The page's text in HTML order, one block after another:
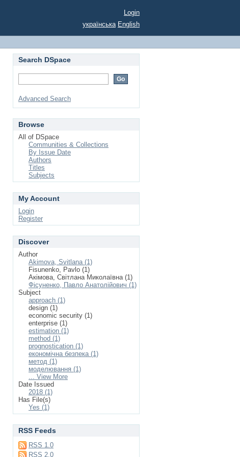
Login
українська English
Search DSpace
Advanced Search
Browse
All of DSpace
Communities & Collections
By Issue Date
Authors
Titles
Subjects
My Account
Login
Register
Discover
Author
Akimova, Svitlana (1)
Fisunenko, Pavlo (1)
Акімова, Світлана Миколаївна (1)
Фісуненко, Павло Анатолійович (1)
Subject
approach (1)
design (1)
economic security (1)
enterprise (1)
estimation (1)
method (1)
prognostication (1)
економічна безпека (1)
метод (1)
моделювання (1)
... View More
Date Issued
2018 (1)
Has File(s)
Yes (1)
RSS Feeds
RSS 1.0
RSS 2.0